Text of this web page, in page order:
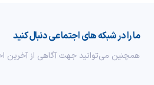
ما را در شبکه های اجتماعی دنبال کنید
همچنین می‌توانید جهت آگاهی از آخرین